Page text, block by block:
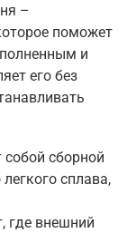
–
поможет
и
его без
сборной
сплава,
где внешний